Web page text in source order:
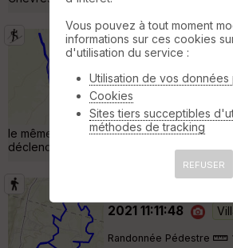
Tète des
Ski de rando 8 km
Attention le trace GPX
sommet au couloir
le même itinéraire qu'a la montée. Mon
déclenché à la reprise de la rando après
2021 11:11:48
Randonnée Pédestre
Vous pouvez à tout moment
informations sur ces cookies
d'utilisation du service :
Utilisation de vos données
Cookies
Sites tiers succeptibles
méthodes de tracking
REFUSER